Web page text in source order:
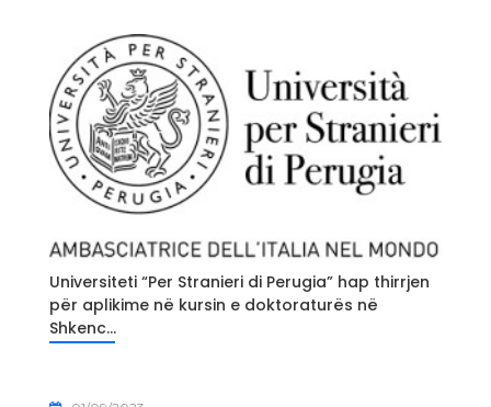
Universiteti “Per Stranieri di Perugia” hap thirrjen
për aplikime në kursin e doktoraturës në
Shkenc...